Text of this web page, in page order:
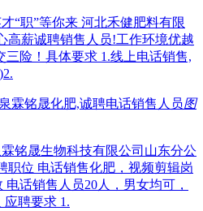
“职”等你来 河北禾健肥料有限
高薪诚聘销售人员!工作环境优越
三险！具体要求 1.线上电话销售,
霖铭晟化肥,诚聘电话销售人员图
铭晟生物科技有限公司山东分公
职位 电话销售化肥，视频剪辑岗
话销售人员20人，男女均可，
应聘要求 1.